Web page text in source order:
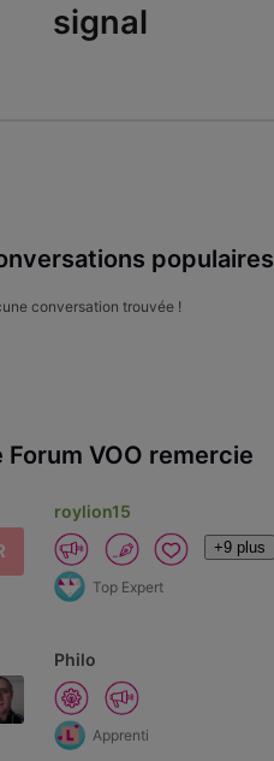
signal
populaires
conversation trouvée !
Forum VOO remercie
roylion15
+9 plus
Top Expert
Philo
Apprenti